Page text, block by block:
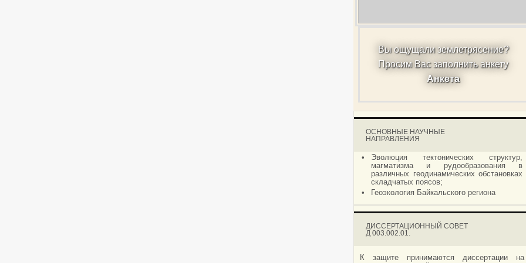
Вы ощущали землетрясение?
Просим Вас заполнить анкету
Анкета
ОСНОВНЫЕ НАУЧНЫЕ
НАПРАВЛЕНИЯ
•
Эволюция тектонических структур,
магматизма и рудообразования в
различных геодинамических обстановках
складчатых поясов;
•
Геоэкология Байкальского региона
ДИССЕРТАЦИОННЫЙ СОВЕТ
Д 003.002.01.
К защите принимаются диссертации на